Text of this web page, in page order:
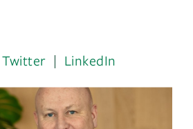
Twitter LinkedIn